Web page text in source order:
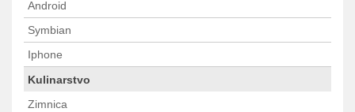
Android
Symbian
Iphone
Kulinarstvo
Zimnica